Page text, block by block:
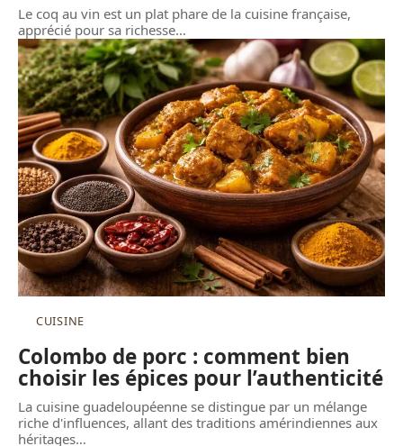
Le coq au vin est un plat phare de la cuisine française,
apprécié pour sa richesse…
CUISINE
Colombo de porc : comment bien
choisir les épices pour l’authenticité
La cuisine guadeloupéenne se distingue par un mélange
riche d'influences, allant des traditions amérindiennes aux
héritages…